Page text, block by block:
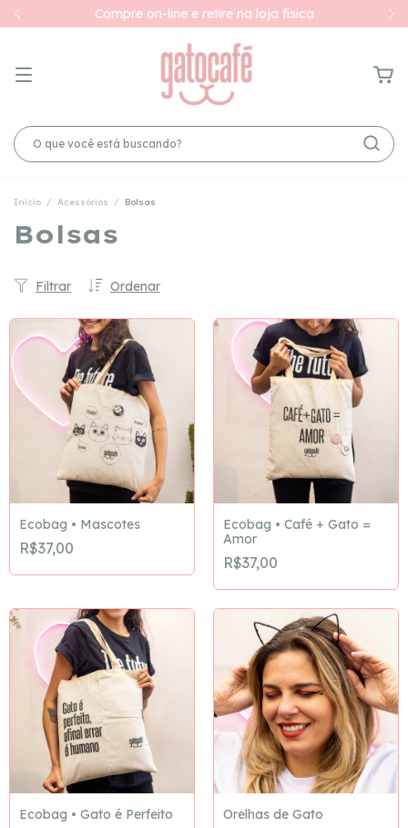
Compre on-line e retire na loja física
Início / Acessórios / Bolsas
Bolsas
Ordenar
Filtrar
Ecobag • Mascotes
R$37,00
Ecobag • Café + Gato =
Amor
R$37,00
Ecobag • Gato é Perfeito Orelhas de Gato